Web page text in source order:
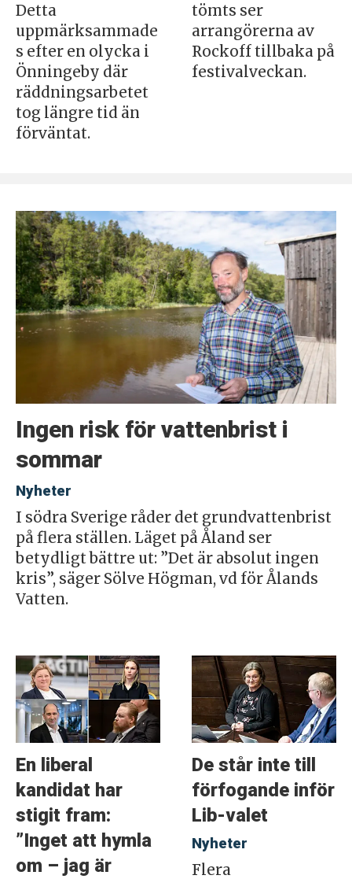
Detta
uppmärksammade
s efter en olycka i
Önningeby där
räddningsarbetet
tog längre tid än
förväntat.
tömts ser
arrangörerna av
Rockoff tillbaka på
festivalveckan.
Ingen risk för vattenbrist i
sommar
Nyheter
I södra Sverige råder det grundvattenbrist
på flera ställen. Läget på Åland ser
betydligt bättre ut: ”Det är absolut ingen
kris”, säger Sölve Högman, vd för Ålands
Vatten.
En liberal
kandidat har
stigit fram:
”Inget att hymla
om – jag är
De står inte till
förfogande inför
Lib-valet
Nyheter
Flera